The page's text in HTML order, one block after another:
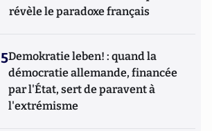
révèle le paradoxe français
5Demokratie leben! : quand la
démocratie allemande, financée
par l'État, sert de paravent à
l'extrémisme